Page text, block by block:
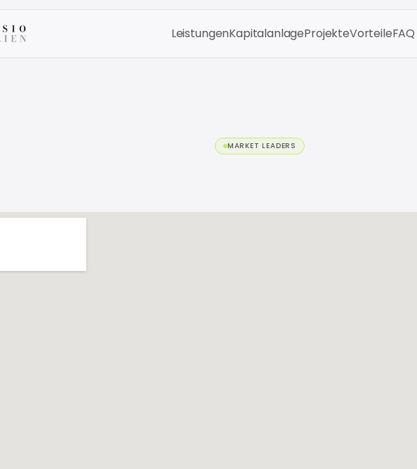
LeistungenKapitalanlageProjekteVorteileFAQ
MARKET LEADERS
We’reheretohelpandansweranyquestionsyoumay